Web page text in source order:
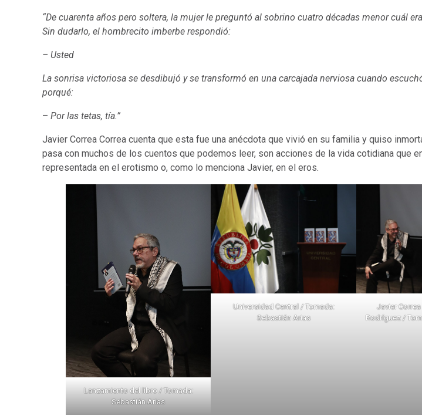
“De cuarenta años pero soltera, la mujer le preguntó al sobrino cuatro décadas menor cuál
Sin dudarlo, el hombrecito imberbe respondió:
– Usted
La sonrisa victoriosa se desdibujó y se transformó en una carcajada nerviosa cuando
porqué:
– Por las tetas, tía.”
Javier Correa Correa cuenta que esta fue una anécdota que vivió en su familia y quiso
pasa con muchos de los cuentos que podemos leer, son acciones de la vida cotidiana que
representada en el erotismo o, como lo menciona Javier, en el eros.
Lanzamiento del libro / Tomada:
Sebastián Arias
Universidad Central / Tomada:
Sebastián Arias
Javier
Rodríguez /